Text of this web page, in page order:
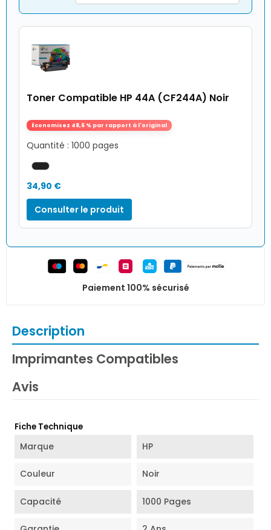
Toner Compatible HP 44A (CF244A) Noir
Économisez 48,6 % par rapport à l'original
Quantité : 1000 pages
34,90 €
Consulter le produit
Paiement 100% sécurisé
Description
Imprimantes Compatibles
Avis
Fiche Technique
Marque HP
Couleur Noir
Capacité 1000 Pages